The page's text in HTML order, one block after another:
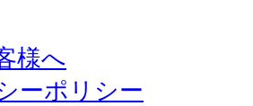
様へ
ーポリシー